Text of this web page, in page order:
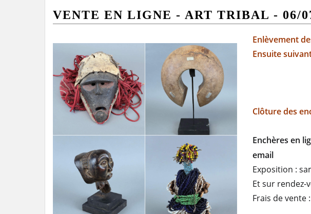
VENTE EN LIGNE - ART TRIBAL - 06/
Enlèvement
Ensuite
Clôture des
Enchères en
email
Exposition :
Et sur rendez-
Frais de vente